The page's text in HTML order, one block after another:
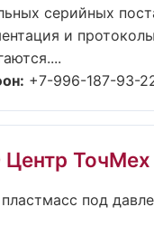
серийных
и протоколы
+7-996-187-93-
ТочМех
под